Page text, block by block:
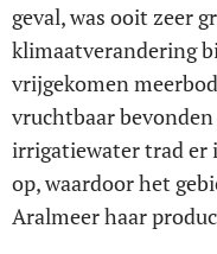
geval, was ooit zeer
klimaatverandering
vrijgekomen
vruchtbaar
irrigatiewater trad er
op, waardoor het
Aralmeer haar